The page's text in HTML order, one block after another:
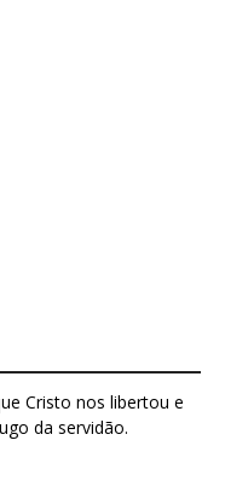
Cristo nos libertou e
da servidão.